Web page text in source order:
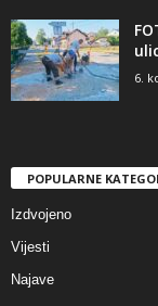
6.
POPULARNE
Izdvojeno
Vijesti
Najave